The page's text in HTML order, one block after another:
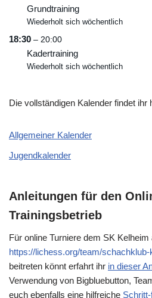
Grundtraining
Wiederholt sich wöchentlich
18:30 – 20:00
Kadertraining
Wiederholt sich wöchentlich
Die vollständigen Kalender findet ihr
Allgemeiner Kalender
Jugendkalender
Anleitungen für den
Trainingsbetrieb
Für online Turniere dem SK
https://lichess.org/team/schachklub-
beitreten könnt erfahrt ihr in dieser
Verwendung von Bigbluebutton,
euch ebenfalls eine hilfreiche